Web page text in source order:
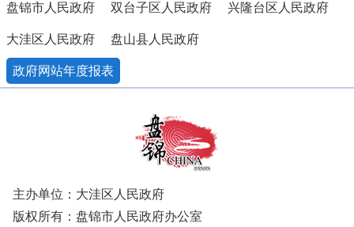
盘锦市人民政府 双台子区人民政府 兴隆台区人民政府
大洼区人民政府 盘山县人民政府
政府网站年度报表
主办单位：大洼区人民政府
版权所有：盘锦市人民政府办公室